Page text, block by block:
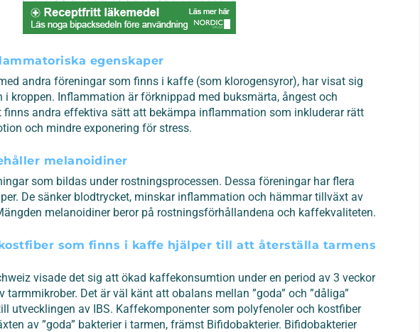
egenskaper
andra föreningar som finns i kaffe (som klorogensyror), har visat sig
kroppen. Inflammation är förknippad med buksmärta, ångest och
finns andra effektiva sätt att bekämpa inflammation som inkluderar rätt
och mindre exponering för stress.
melanoidiner
som bildas under rostningsprocessen. Dessa föreningar har flera
De sänker blodtrycket, minskar inflammation och hämmar tillväxt av
melanoidiner beror på rostningsförhållandena och kaffekvaliteten.
som finns i kaffe hjälper till att återställa tarmens
visade det sig att ökad kaffekonsumtion under en period av 3 veckor
tarmmikrober. Det är väl känt att obalans mellan ”goda” och ”dåliga”
utvecklingen av IBS. Kaffekomponenter som polyfenoler och kostfiber
av ”goda” bakterier i tarmen, främst Bifidobakterier. Bifidobakterier